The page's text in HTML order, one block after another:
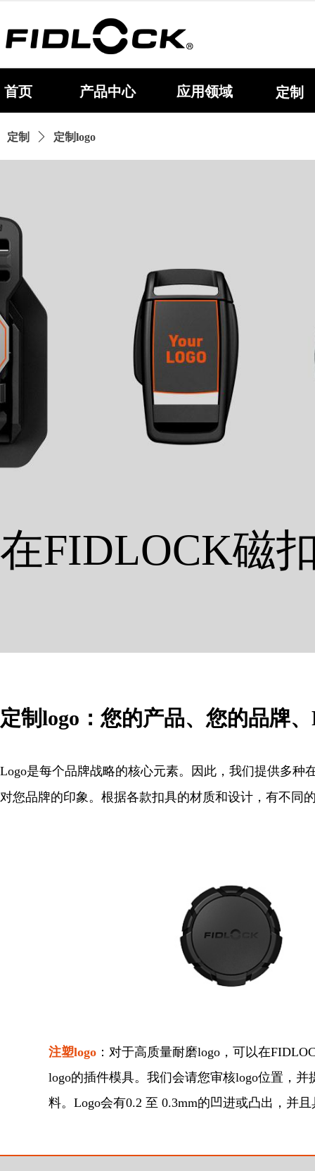
首页 产品中心 定制
应用领域
定制logo：您的产品、您的品牌
Logo是每个品牌战略的核心元素。因此，我们提供多种
对您品牌的印象。根据各款扣具的材质和设计，有不同
注塑logo ： 对于高质量耐磨logo，可以在
logo的插件模具。 我们会请您审核logo位置，并
料。Logo会有0.2 至 0.3mm的凹进或凸出，并
在FIDLOCK磁
定制 ꄲ 定制logo